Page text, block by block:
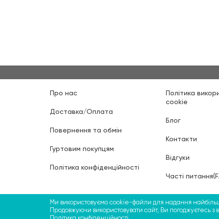
Про нас
Доставка/Оплата
Повернення та обмін
Гуртовим покупцям
Політика конфіденційності
Політика
cookie
Блог
Контакти
Відгуки
Часті
©2009-2026 ТМ СВЯТОБУМ, ФОП Больбін Павло
Ми використовуємо cookie-файли для надання найбільш
Продовжуючи використовувати сайт, Ви погоджуєтесь